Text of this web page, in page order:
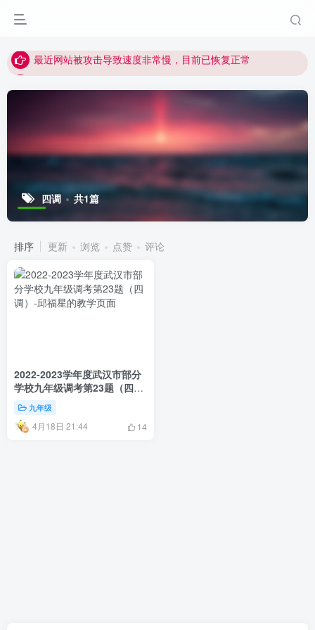
四调 共1篇
排序 更新 浏览 点赞 评论
2022-2023学年度武汉市部分
学校九年级调考第23题（四
调）九年级
4月18日 21:44 14